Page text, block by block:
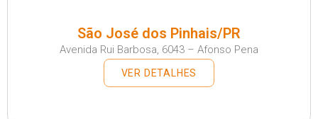
São José dos Pinhais/PR
Avenida Rui Barbosa, 6043 – Afonso Pena
VER DETALHES